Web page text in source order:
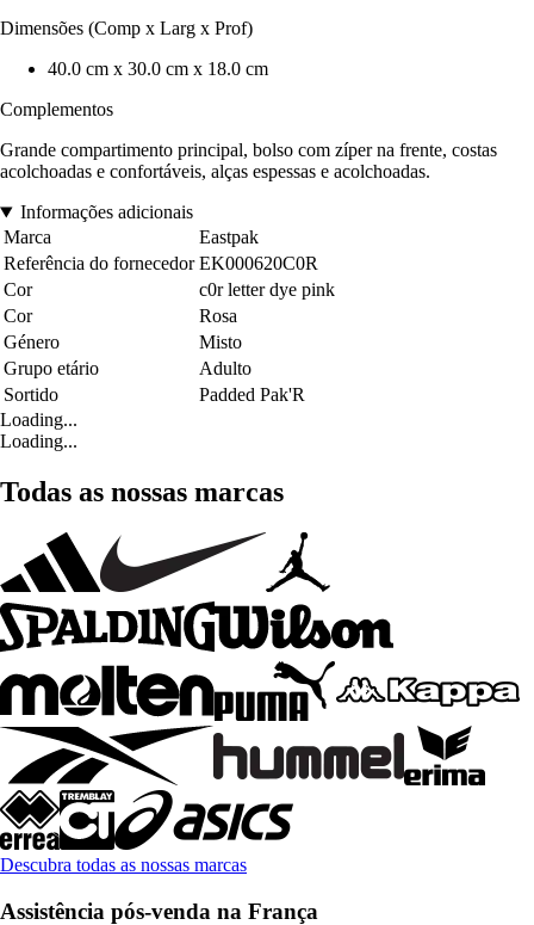
Dimensões (Comp x Larg x Prof)
40.0 cm x 30.0 cm x 18.0 cm
Complementos
Grande compartimento principal, bolso com zíper na frente, costas
acolchoadas e confortáveis, alças espessas e acolchoadas.
Informações adicionais
Marca
Eastpak
Referência do fornecedor EK000620C0R
Cor
c0r letter dye pink
Cor
Rosa
Género
Misto
Grupo etário
Adulto
Sortido
Padded Pak'R
Loading...
Loading...
Todas as nossas marcas
Descubra todas as nossas marcas
Assistência pós-venda na França